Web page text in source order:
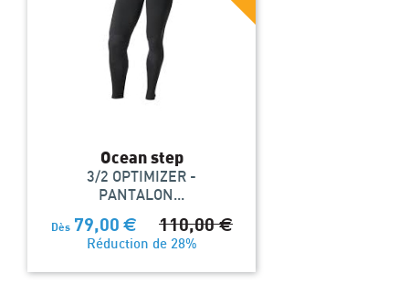
Ocean step
3/2 OPTIMIZER -
PANTALON...
Dès 79,00 € 110,00€
Réduction de 28%